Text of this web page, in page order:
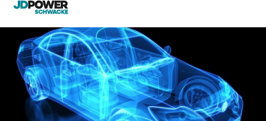
zum
Inhalt
Schwacke durchsuchen